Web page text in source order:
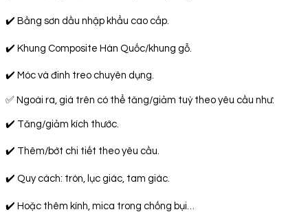
✔️ Bằng sơn dầu nhập khẩu cao cấp.
✔️ Khung Composite Hàn Quốc/khung gỗ.
✔️ Móc và đinh treo chuyên dụng.
✅ Ngoài ra, giá trên có thể tăng/giảm tuỳ theo yêu cầu như:
✔️ Tăng/giảm kích thước.
✔️ Thêm/bớt chi tiết theo yêu cầu.
✔️ Quy cách: tròn, lục giác, tam giác.
✔️ Hoặc thêm kính, mica trong chống bụi…